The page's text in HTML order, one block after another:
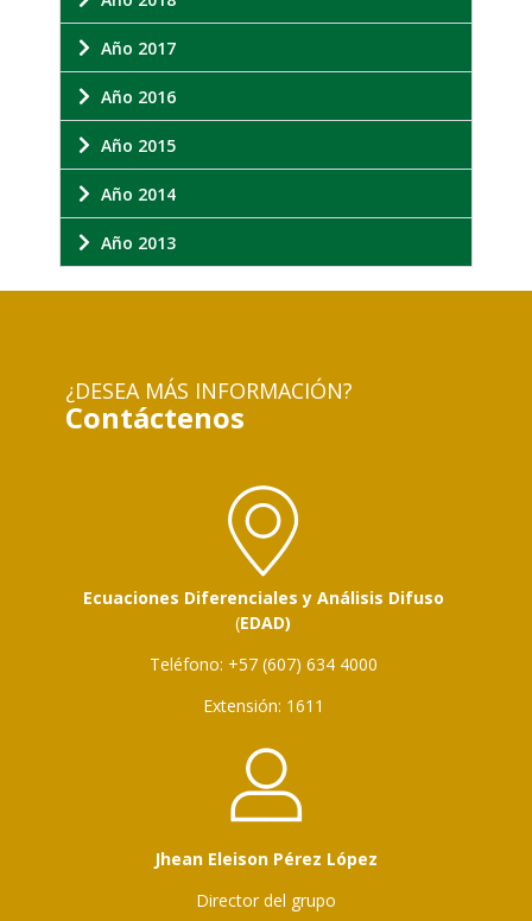
Año 2017
Año 2016
Año 2015
Año 2014
Año 2013
¿DESEA MÁS INFORMACIÓN?
Contáctenos
Ecuaciones Diferenciales y Análisis Difuso
(EDAD)
Teléfono: +57 (607) 634 4000
Extensión: 1611
Jhean Eleison Pérez López
Director del grupo